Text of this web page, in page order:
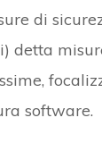
di
detta
software.